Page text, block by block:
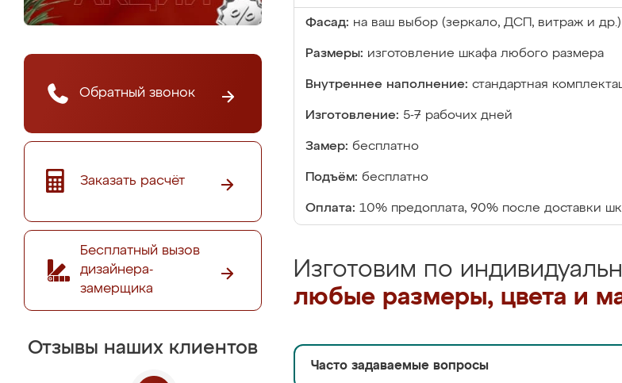
Обратный звонок
Заказать расчёт
Бесплатный вызов
дизайнера-
замерщика
Отзывы наших клиентов
Фасад: на ваш выбор (зеркало, ДСП, витраж и др.)
Размеры: изготовление шкафа любого размера
Внутреннее наполнение: стандартная
Изготовление: 5-7 рабочих дней
Замер: бесплатно
Подъём: бесплатно
Оплата: 10% предоплата, 90% после доставки
Изготовим по
любые размеры, цвета и
Часто задаваемые вопросы